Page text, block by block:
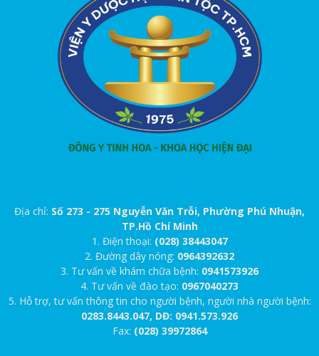
Địa chỉ: Số 273 - 275 Nguyễn Văn Trỗi, Phường Phú Nhuận,
TP.Hồ Chí Minh
1. Điện thoại: (028) 38443047
2. Đường dây nóng: 0964392632
3. Tư vấn về khám chữa bệnh: 0941573926
4. Tư vấn về đào tạo: 0967040273
5. Hỗ trợ, tư vấn thông tin cho người bệnh, người nhà người bệnh:
0283.8443.047, DĐ: 0941.573.926
Fax: (028) 39972864